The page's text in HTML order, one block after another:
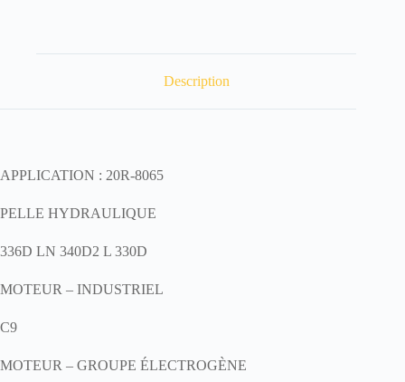
Description
APPLICATION : 20R-8065
PELLE HYDRAULIQUE
336D LN 340D2 L 330D
MOTEUR – INDUSTRIEL
C9
MOTEUR – GROUPE ÉLECTROGÈNE